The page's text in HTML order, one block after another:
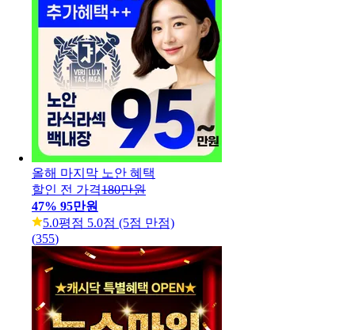
올해 마지막 노안 혜택
할인 전 가격180만원
47% 95만원
5.0평점 5.0점 (5점 만점)
(355)